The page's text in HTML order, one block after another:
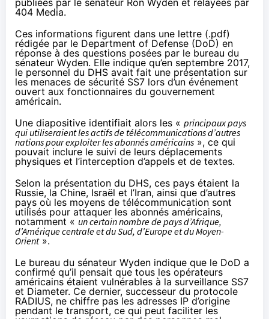
publiées par le sénateur Ron Wyden et relayées par
404 Media.
Ces informations figurent dans une lettre (.pdf)
rédigée par le Department of Defense (DoD) en
réponse à des questions posées par le bureau du
sénateur Wyden. Elle indique qu’en septembre 2017,
le personnel du DHS avait fait une présentation sur
les menaces de sécurité SS7 lors d’un événement
ouvert aux fonctionnaires du gouvernement
américain.
Une diapositive identifiait alors les « principaux pays
qui utiliseraient les actifs de télécommunications d’autres
nations pour exploiter les abonnés américains », ce qui
pouvait inclure le suivi de leurs déplacements
physiques et l’interception d’appels et de textes.
Selon la présentation du DHS, ces pays étaient la
Russie, la Chine, Israël et l’Iran, ainsi que d’autres
pays où les moyens de télécommunication sont
utilisés pour attaquer les abonnés américains,
notamment « un certain nombre de pays d’Afrique,
d’Amérique centrale et du Sud, d’Europe et du Moyen-
Orient».
Le bureau du sénateur Wyden indique que le DoD a
confirmé qu’il pensait que tous les opérateurs
américains étaient vulnérables à la surveillance SS7
et Diameter. Ce dernier, successeur du protocole
RADIUS, ne chiffre pas les adresses IP d’origine
pendant le transport, ce qui peut faciliter les